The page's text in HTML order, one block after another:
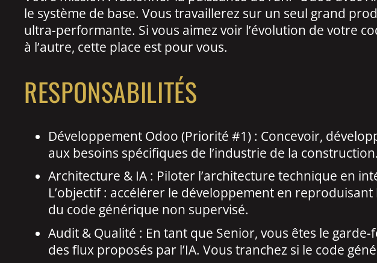
le système de base. Vous travaillerez sur un seul grand
ultra-performante. Si vous aimez voir l’évolution de votre
à l’autre, cette place est pour vous.
RESPONSABILITÉS
Développement Odoo (Priorité #1) : Concevoir,
aux besoins spécifiques de l’industrie de la construction.
Architecture & IA : Piloter l’architecture technique en
L’objectif : accélérer le développement en
du code générique non supervisé.
Audit & Qualité : En tant que Senior, vous êtes le
des flux proposés par l’IA. Vous tranchez si le code